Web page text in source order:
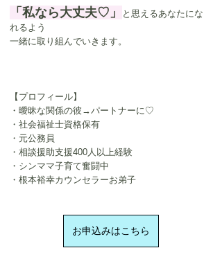
「私なら大丈夫♡」
と思えるあなたにな
れるよう
一緒に取り組んでいきます。
【プロフィール】
・曖昧な関係の彼→パートナーに♡
・社会福祉士資格保有
・元公務員
・相談援助支援400人以上経験
・シンママ子育て奮闘中​
・根本裕幸カウンセラーお弟子
お申込みはこちら